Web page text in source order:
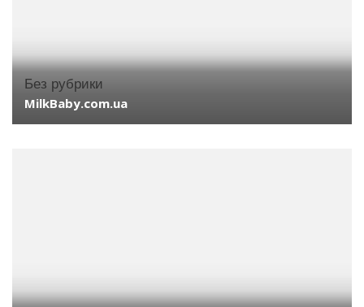
Без рубрики
MilkBaby.com.ua